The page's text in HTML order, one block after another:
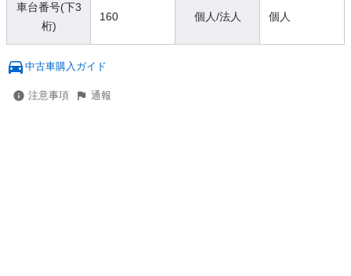
車台番号(下3
桁)
160 個人/法人 個人
中古車購入ガイド
注意事項 通報